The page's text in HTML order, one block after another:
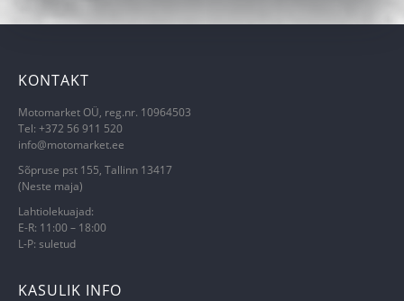
KONTAKT
Motomarket OÜ, reg.nr. 10964503
Tel: +372 56 911 520
info@motomarket.ee
Sõpruse pst 155, Tallinn 13417
(Neste maja)
Lahtiolekuajad:
E-R: 11:00 – 18:00
L-P: suletud
KASULIK INFO